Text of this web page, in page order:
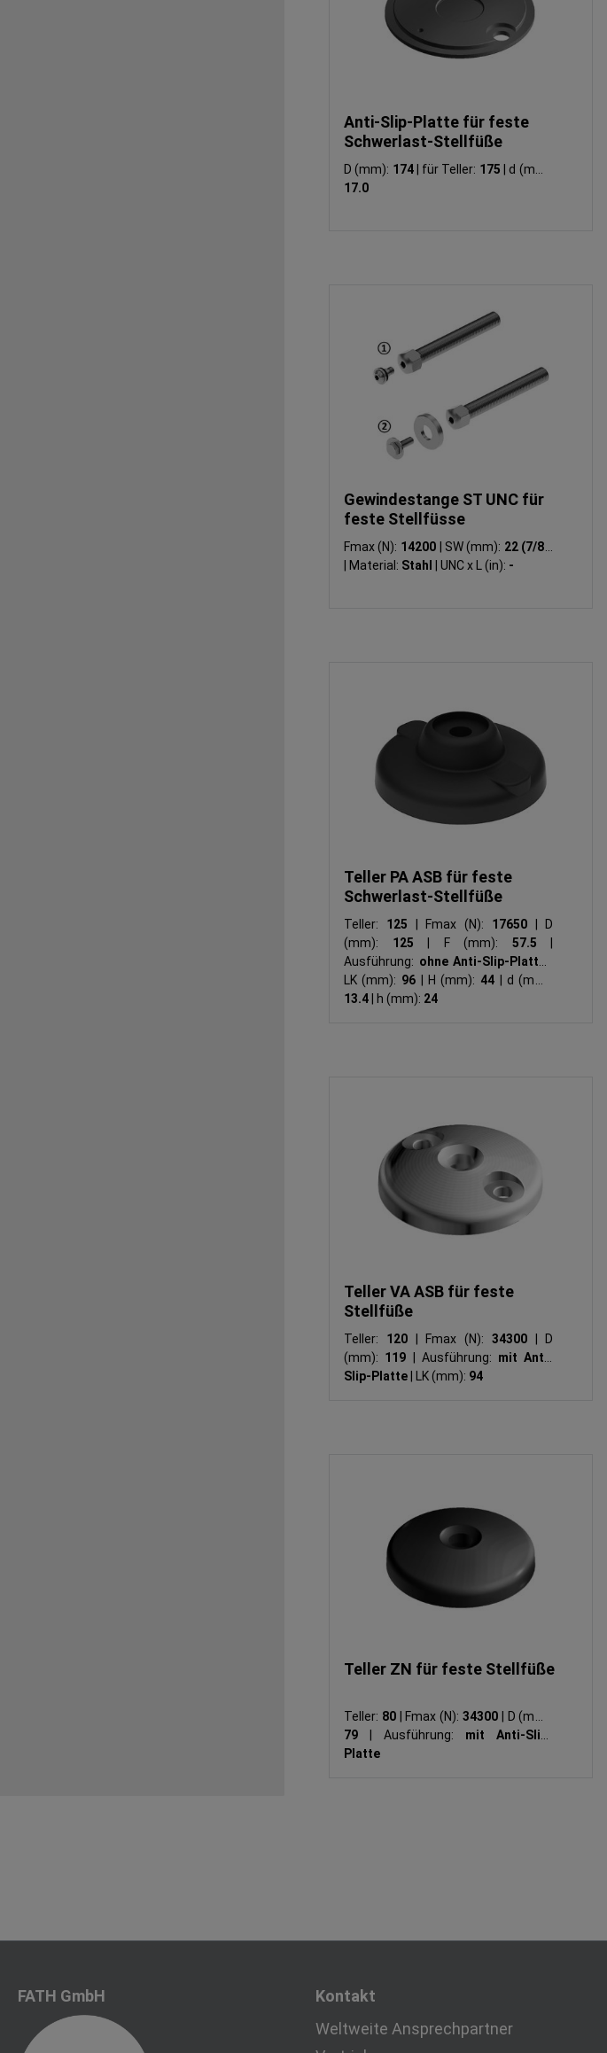
Anti-Slip-Platte für feste
Schwerlast-Stellfüße
D (mm): 174 für Teller: 175
d (mm):
17.0
Gewindestange ST UNC für
feste Stellfüsse
Fmax (N): 14200 SW (mm): 22 (7/8")
Material: Stahl UNC x L (in): -
Teller PA ASB für feste
Schwerlast-Stellfüße
Teller: 125 Fmax (N): 17650
D
(mm): 125 F (mm): 57.5
Ausführung: ohne Anti-Slip-Platte
LK (mm): 96 H (mm): 44
d (mm):
13.4
h (mm): 24
Teller VA ASB für feste
Stellfüße
Teller: 120 Fmax (N): 34300
D
(mm): 119 Ausführung: mit Anti-
Slip-Platte
LK (mm): 94
Teller ZN für feste Stellfüße
Teller: 80 Fmax (N):34300
D (mm):
79
Ausführung: mit Anti-Slip-
Platte
FATH GmbH
Kontakt
Weltweite Ansprechpartner